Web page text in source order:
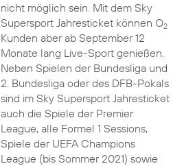
nicht möglich sein. Mit dem Sky
Supersport Jahresticket können O2
Kunden aber ab September 12
Monate lang Live-Sport genießen.
Neben Spielen der Bundesliga und
2. Bundesliga oder des DFB-Pokals
sind im Sky Supersport Jahresticket
auch die Spiele der Premier
League, alle Formel 1 Sessions,
Spiele der UEFA Champions
League (bis Sommer 2021) sowie